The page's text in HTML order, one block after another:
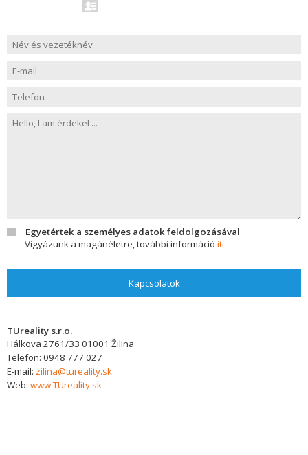
Egyetértek a személyes adatok feldolgozásával
Vigyázunk a magánéletre, további információ itt
Kapcsolatok
TUreality s.r.o.
Hálkova 2761/33 01001 Žilina
Telefon: 0948 777 027
E-mail: zilina@tureality.sk
Web: www.TUreality.sk